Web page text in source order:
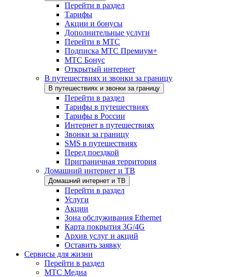
Перейти в раздел
Тарифы
Акции и бонусы
Дополнительные услуги
Перейти в МТС
Подписка МТС Премиум+
МТС Бонус
Открытый интернет
В путешествиях и звонки за границу
В путешествиях и звонки за границу
Перейти в раздел
Тарифы в путешествиях
Тарифы в России
Интернет в путешествиях
Звонки за границу
SMS в путешествиях
Перед поездкой
Приграничная территория
Домашний интернет и ТВ
Домашний интернет и ТВ
Перейти в раздел
Услуги
Акции
Зона обслуживания Ethernet
Карта покрытия 3G/4G
Архив услуг и акций
Оставить заявку
Сервисы для жизни
Перейти в раздел
МТС Медиа